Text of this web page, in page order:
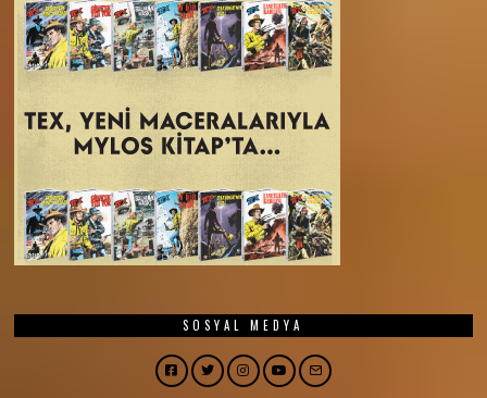
SOSYAL MEDYA
Facebook
TwitterInstagram
YouTubeEmail